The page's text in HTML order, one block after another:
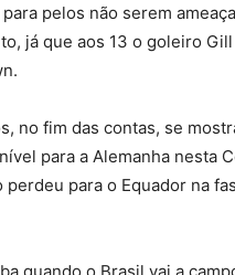
pelos não serem
já que aos 13 o goleiro
no fim das contas, se
para a Alemanha nesta
perdeu para o Equador na